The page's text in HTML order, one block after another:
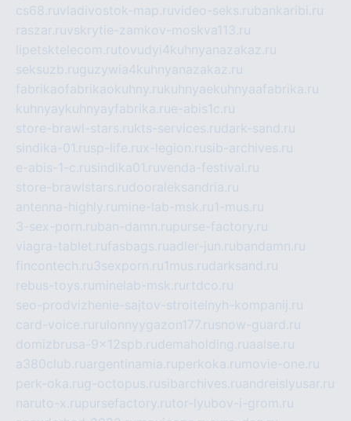
cs68.ruvladivostok-map.ruvideo-seks.rubankaribi.ru
raszar.ruvskrytie-zamkov-moskva113.ru
lipetsktelecom.rutovudyi4kuhnyanazakaz.ru
seksuzb.ruguzywia4kuhnyanazakaz.ru
fabrikaofabrikaokuhny.rukuhnyaekuhnyaafabrika.ru
kuhnyaykuhnyayfabrika.rue-abis1c.ru
store-brawl-stars.rukts-services.rudark-sand.ru
sindika-01.rusp-life.rux-legion.rusib-archives.ru
e-abis-1-c.rusindika01.ruvenda-festival.ru
store-brawlstars.rudooraleksandria.ru
antenna-highly.ru mine-lab-msk.ru1-mus.ru
3-sex-porn.ruban-damn.rupurse-factory.ru
viagra-tablet.rufasbags.ruadler-jun.rubandamn.ru
fincontech.ru3sexporn.ru1mus.rudarksand.ru
rebus-toys.ru minelab-msk.ru rtdco.ru
seo-prodvizhenie-sajtov-stroitelnyh-kompanij.ru
card-voice.ru rulonnyygazon177.rusnow-guard.ru
domizbrusa-9x12spb.rudemaholding.ruaalse.ru
a380club.ruargentinamia.ruperkoka.ru movie-one.ru
perk-oka.rug-octopus.rusibarchives.ruandreislyusar.ru
naruto-x.rupursefactory.rutor-lyubov-i-grom.ru